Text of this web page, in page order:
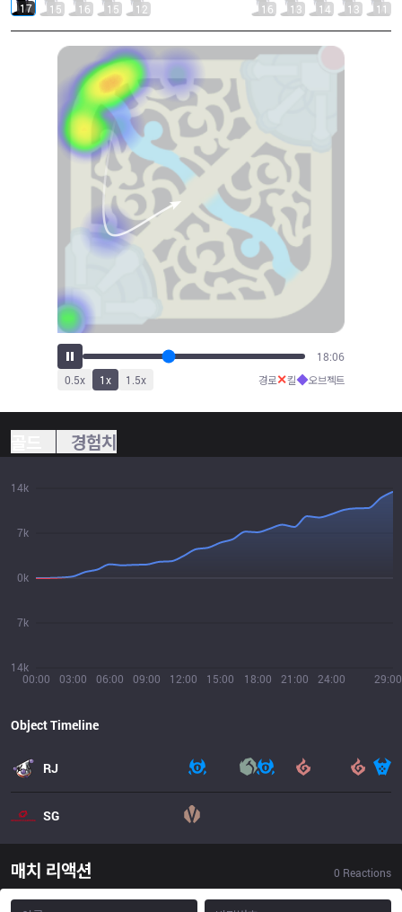
17 15 16 15 12 16 13 14 13 11
19:56
0.5x 1x 1.5x 경로✕킬◆오브젝트
경험치
00:00 03:00 06:00 09:00 12:00 15:00 18:00 21:00 24:00 29:00
14k
7k
0k
7k
14k
Object Timeline
RJ
SG
매치 리액션 0 Reactions